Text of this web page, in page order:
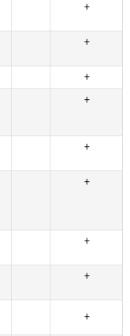
+
+
+
+
+
+
+
+
+